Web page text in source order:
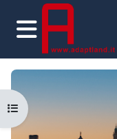
Vai al contenuto principale
Pannello laterale
Apri indice del corso